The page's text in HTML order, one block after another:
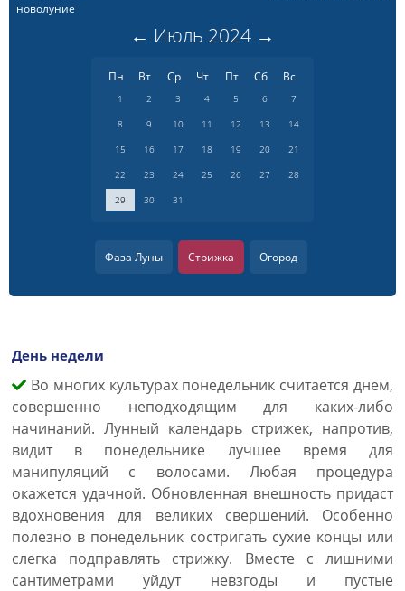
новолуние
← Июль 2024 →
Пн Вт Ср Чт Пт Сб Вс
1 2 3 4 5 6
7
8
9 10 11 12 13
14
15
16 17 18 19 20
21
22
23 24 25 26 27
28
29
30 31
Фаза Луны Стрижка Огород
День недели
Во многих культурах понедельник считается днем,
совершенно неподходящим для каких-либо
начинаний. Лунный календарь стрижек, напротив,
видит в понедельнике лучшее время для
манипуляций с волосами. Любая процедура
окажется удачной. Обновленная внешность придаст
вдохновения для великих свершений. Особенно
полезно в понедельник состригать сухие концы или
слегка подправлять стрижку. Вместе с лишними
сантиметрами уйдут невзгоды и пустые